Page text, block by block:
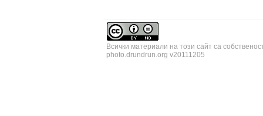
Всички материали на този сайт са
photo.drundrun.org v20111205